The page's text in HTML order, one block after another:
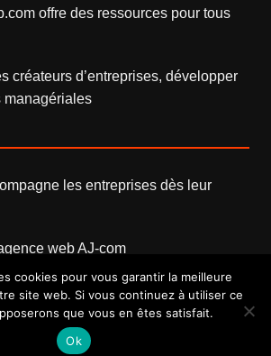
offre des ressources pour tous
créateurs d’entreprises, développer
managériales
les entreprises dès leur
webAJ-com
cookies pour vous garantir la meilleure
site web. Si vous continuez à utiliser ce
que vous en êtes satisfait.
Ok